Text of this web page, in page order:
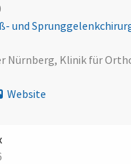
und
Nürnberg, Klinik für
Website